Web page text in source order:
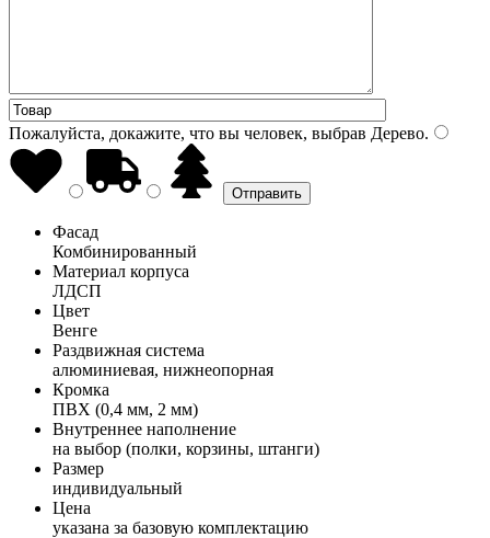
Пожалуйста, докажите, что вы человек, выбрав Дерево.
Фасад
Комбинированный
Материал корпуса
ЛДСП
Цвет
Венге
Раздвижная система
алюминиевая, нижнеопорная
Кромка
ПВХ (0,4 мм, 2 мм)
Внутреннее наполнение
на выбор (полки, корзины, штанги)
Размер
индивидуальный
Цена
указана за базовую комплектацию